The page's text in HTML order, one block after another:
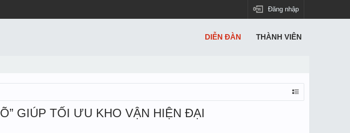
Đăng nhập
GIÚP TỐI ƯU KHO VẬN HIỆN ĐẠI
DIỄN ĐÀN THÀNH VIÊN